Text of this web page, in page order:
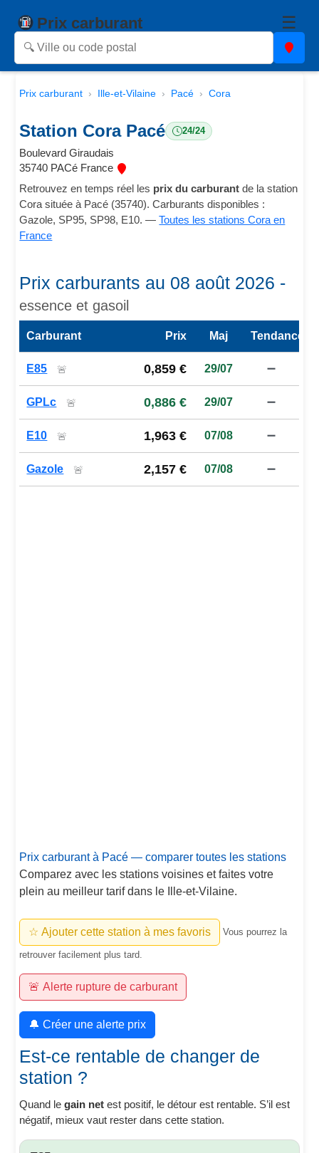
Prix carburant ☰
Prix carburant Ille-et-Vilaine Pacé Cora
Station Cora Pacé 24/24
Boulevard Giraudais
35740 PACé France
Retrouvez en temps réel les prix du carburant de la station
Cora située à Pacé (35740). Carburants disponibles :
Gazole, SP95, SP98, E10. —Toutes les stations Cora en
France
Prix carburants au 08 août 2026 -
essence et gasoil
Carburant Prix Maj Tendance
E85 🚨 0,859 € 29/07 ➖
GPLc 🚨 0,886 € 29/07 ➖
E10 🚨 1,963 € 07/08 ➖
Gazole 🚨 2,157 € 07/08 ➖
Prix carburant à Pacé — comparer toutes les stations
Comparez avec les stations voisines et faites votre
plein au meilleur tarif dans le Ille-et-Vilaine.
☆ Ajouter cette station à mes favoris Vous pourrez la
retrouver facilement plus tard.
🚨 Alerte rupture de carburant
🔔 Créer une alerte prix
Est-ce rentable de changer de
station ?
Quand legain net est positif, le détour est rentable. S’il est
négatif, mieux vaut rester dans cette station.